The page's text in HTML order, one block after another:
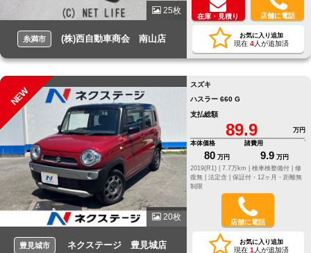
25枚
糸満市 (株)西自動車商会 南山店
在庫・見積り 店舗に電話
お気に入り追加
現在 4人が追加済
NEW
20枚
豊見城市 ネクステージ 豊見城店
スズキ
ハスラー 660 G
支払総額
89.9
万円
本体価格
80 万円
諸費用
9.9 万円
2019(R1) |
7.7万km | 検車検整備付 | 修
復無 | 法定含 | 保証付・12ヶ月・距離無
制限
店舗に電話
お気に入り追加
現在 1 人が追加済